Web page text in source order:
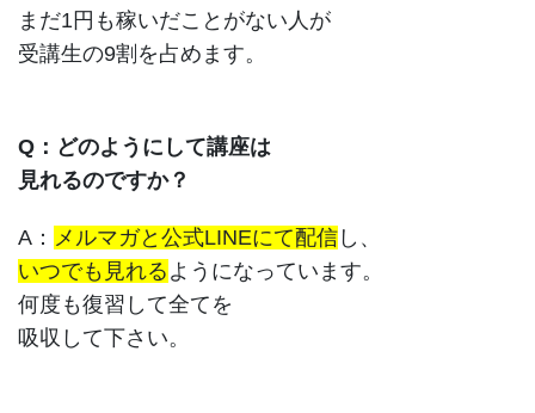
まだ1円も稼いだことがない人が
受講生の9割を占めます。
Q：どのようにして講座は
見れるのですか？
A： メルマガと公式LINEにて配信 し、
いつでも見れる ようになっています。
何度も復習して全てを
吸収して下さい。